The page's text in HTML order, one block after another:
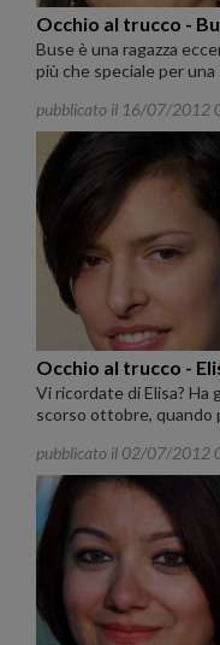
Occhio al trucco -
Buse è una ragazza
più che speciale per una
pubblicato il 16/07/2012
Occhio al trucco -
Vi ricordate di Elisa?
scorso ottobre, quando
pubblicato il 02/07/2012